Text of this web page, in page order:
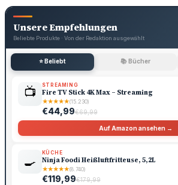
Unsere Empfehlungen
Beliebte Produkte · Von der Redaktion ausgewählt
⭐ Beliebt 📚 Bücher
📺 STREAMING
Fire TV Stick 4K Max – Streaming
★★★★★(15.230)
€44,99€69,99
Auf Amazon ansehen →
🍳
KÜCHE
Ninja Foodi Heißluftfritteuse, 5,2L
★★★★★(8.740)
€119,99€179,99